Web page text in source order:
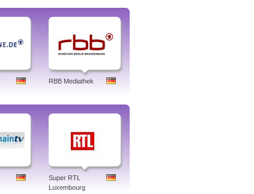
RBB Mediathek
Super RTL
Luxembourg